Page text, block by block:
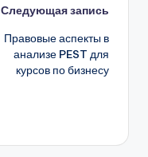
Следующая запись
Правовые аспекты в
анализе PEST для
курсов по бизнесу